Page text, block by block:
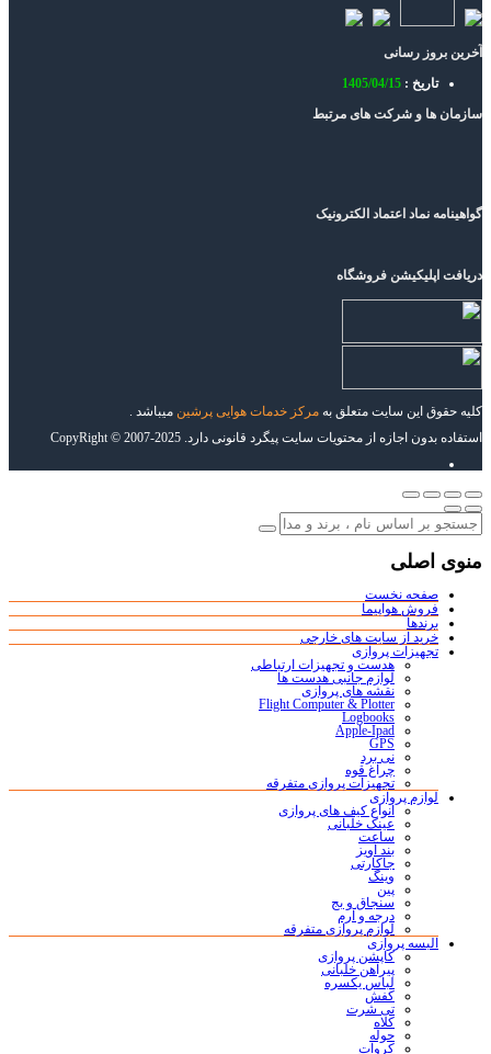
آخرین بروز رسانی
تاریخ : 1405/04/15
سازمان ها و شرکت های مرتبط
گواهینامه نماد اعتماد الکترونیک
دریافت اپلیکیشن فروشگاه
کلیه حقوق این سایت متعلق به مرکز خدمات هوایی پرشین میباشد .
استفاده بدون اجازه از محتویات سایت پیگرد قانونی دارد. CopyRight © 2007-2025
منوی اصلی
صفحه نخست
فروش هواپیما
برندها
خرید از سایت های خارجی
تجهیزات پروازی
هدست و تجهیزات ارتباطی
لوازم جانبی هدست ها
نقشه های پروازی
Flight Computer & Plotter
Logbooks
Apple-Ipad
GPS
نی برد
چراغ قوه
تجهیزات پروازی متفرقه
لوازم پروازی
انواع کیف های پروازی
عینک خلبانی
ساعت
بند آویز
جاکارتی
وینگ
پین
سنجاق و بج
درجه و آرم
لوازم پروازی متفرقه
البسه پروازی
کاپشن پروازی
پیراهن خلبانی
لباس یکسره
کفش
تی شرت
کلاه
حوله
کروات